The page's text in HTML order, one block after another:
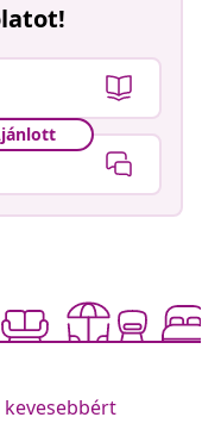
kevesebbért